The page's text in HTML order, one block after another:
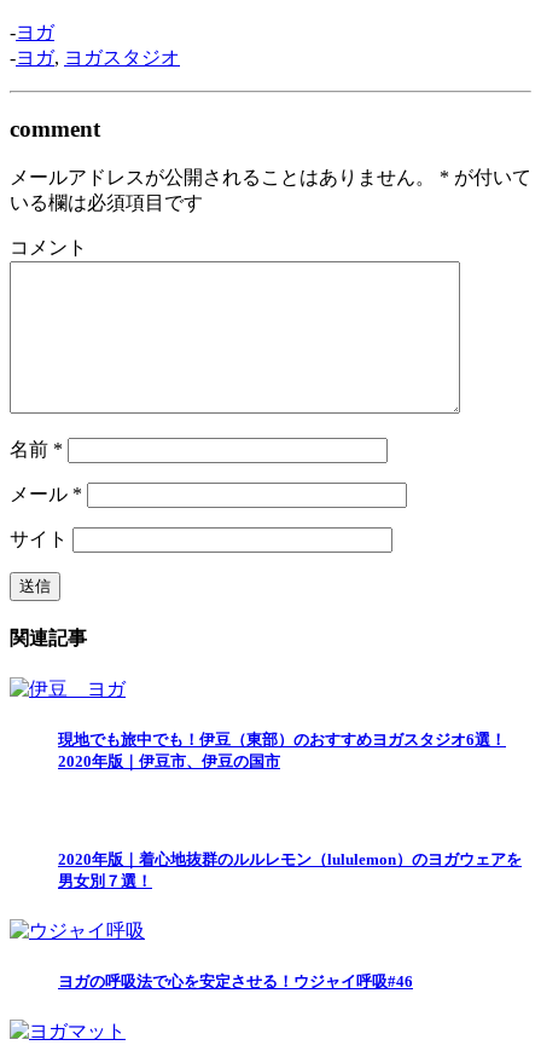
-ヨガ
-ヨガ, ヨガスタジオ
comment
メールアドレスが公開されることはありません。 * が付いて
いる欄は必須項目です
コメント
名前 *
メール *
サイト
関連記事
現地でも旅中でも！伊豆（東部）のおすすめヨガスタジオ6選！
2020年版｜伊豆市、伊豆の国市
2020年版｜着心地抜群のルルレモン（lululemon）のヨガウェアを
男女別７選！
ヨガの呼吸法で心を安定させる！ウジャイ呼吸#46